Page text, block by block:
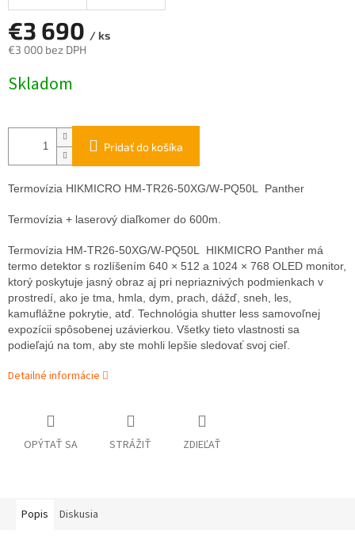
€3 690 / ks
€3 000 bez DPH
cena:
Skladom
Pridať do košíka
Termovízia HIKMICRO HM-TR26-50XG/W-PQ50L Panther
Termovízia + laserový diaľkomer do 600m.
Termovízia HM-TR26-50XG/W-PQ50L HIKMICRO Panther má
termo detektor s rozlíšením 640 × 512 a 1024 × 768 OLED monitor,
ktorý poskytuje jasný obraz aj pri nepriaznivých podmienkach v
prostredí, ako je tma, hmla, dym, prach, dážď, sneh, les,
kamuflážne pokrytie, atď. Technológia shutter less samovoľnej
expozícii spôsobenej uzávierkou. Všetky tieto vlastnosti sa
podieľajú na tom, aby ste mohli lepšie sledovať svoj cieľ.
Detailné informácie
OPÝTAŤ SA STRÁŽIŤ ZDIEĽAŤ
Popis Diskusia